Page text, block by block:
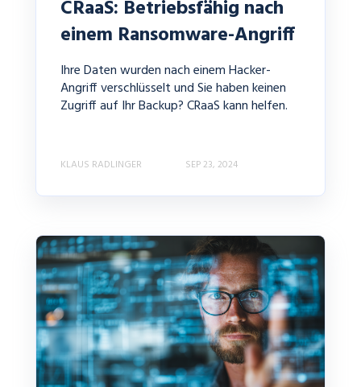
CRaaS: Betriebsfähig nach
einem Ransomware-Angriff
Ihre Daten wurden nach einem Hacker-
Angriff verschlüsselt und Sie haben keinen
Zugriff auf Ihr Backup? CRaaS kann helfen.
KLAUS RADLINGER SEP 23, 2024